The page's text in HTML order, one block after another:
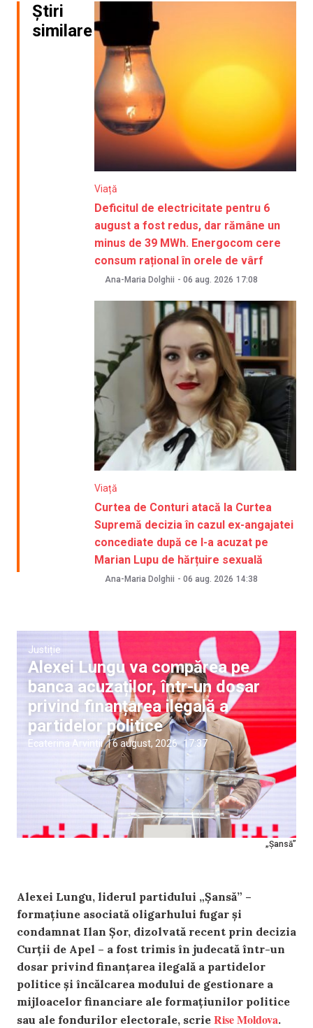
Știri
similare
Viață
Deficitul de electricitate pentru 6
august a fost redus, dar rămâne un
minus de 39 MWh. Energocom cere
consum rațional în orele de vârf
Ana-Maria Dolghii - 06 aug. 2026 17:08
Viață
Curtea de Conturi atacă la Curtea
Supremă decizia în cazul ex-angajatei
concediate după ce l-a acuzat pe
Marian Lupu de hărțuire sexuală
Ana-Maria Dolghii - 06 aug. 2026 14:38
„Șansă”
Justiție
Alexei Lungu va compărea pe
banca acuzaților, într-un dosar
privind finanțarea ilegală a
partidelor politice
Ecaterina Arvintii |6 august, 2026 17:37
Alexei Lungu, liderul partidului „Șansă” –
formațiune asociată oligarhului fugar și
condamnat Ilan Șor, dizolvată recent prin decizia
Curții de Apel – a fost trimis în judecată într-un
dosar privind finanțarea ilegală a partidelor
politice și încălcarea modului de gestionare a
mijloacelor financiare ale formațiunilor politice
sau ale fondurilor electorale, scrie Rise Moldova.